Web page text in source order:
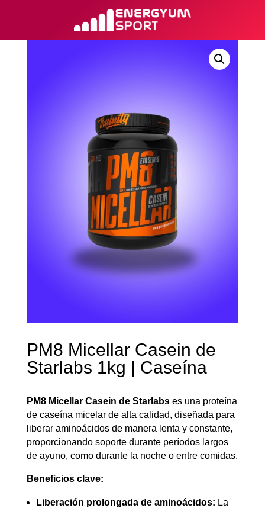
PM8 Micellar Casein de
Starlabs 1kg | Caseína
PM8 Micellar Casein de Starlabses una proteína
de caseína micelar de alta calidad, diseñada para
liberar aminoácidos de manera lenta y constante,
proporcionando soporte durante períodos largos
de ayuno, como durante la noche o entre comidas.
Beneficios clave:
Liberación prolongada de aminoácidos: La